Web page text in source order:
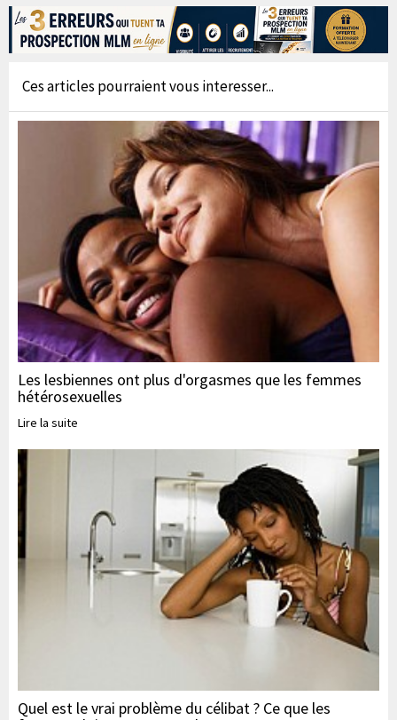
Ces articles pourraient vous interesser...
Les lesbiennes ont plus d'orgasmes que les femmes
hétérosexuelles
Lire la suite
Quel est le vrai problème du célibat ? Ce que les